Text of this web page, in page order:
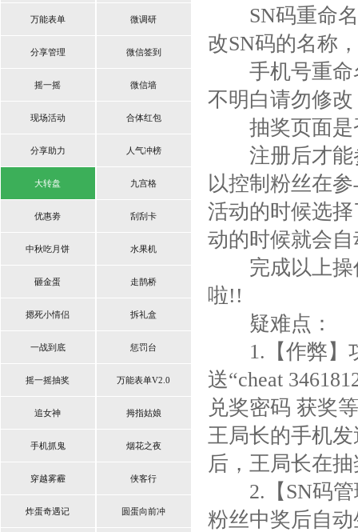
万能表单 微调研
分享管理 微信签到
摇一摇 微信墙
现场活动 合体红包
分享助力 人气冲榜
大转盘 九宫格
优惠劵 刮刮卡
中秋吃月饼 水果机
砸金蛋 走鹊桥
摁死小情侣 拆礼盒
一战到底 惩罚台
摇一摇抽奖 万能表单V2.0
追女神 拇指姑娘
手机抓鬼 烟花之夜
穿越雾霾 侠客行
炸蛋奇遇记 圆蛋向前冲
SN码重命名
改SN码的名称
手机号重命名
不明白请勿修改
抽奖页面是
注册后才能
以控制粉丝在
活动的时候选
动的时候就会
完成以上操
啦!!
疑难点：
1.【作弊】功
送“cheat
兑奖密码 获奖
王局长的手机发
后，王局长在
2.【SN码管
粉丝中奖后自